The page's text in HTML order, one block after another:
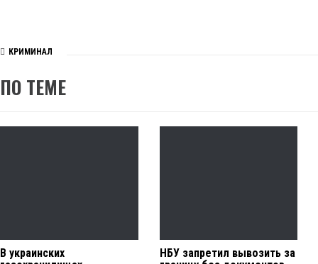
КРИМИНАЛ
ПО ТЕМЕ
В украинских
НБУ запретил вывозить за